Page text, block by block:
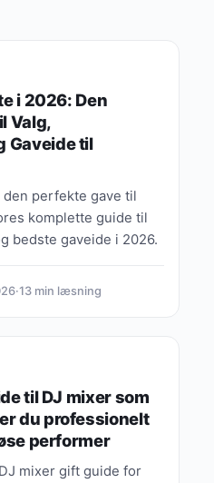
i 2026: Den
Valg,
Gaveide til
perfekte gave til
komplette guide til
bedste gaveide i 2026.
·13 min læsning
til DJ mixer som
du professionelt
performer
mixer gift guide for